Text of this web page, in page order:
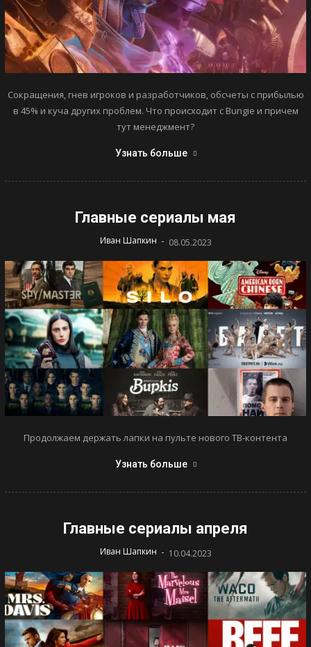
Сокращения, гнев игроков и разработчиков, обсчеты с прибылью
в 45% и куча других проблем. Что происходит с Bungie и причем
тут менеджмент?
Узнать больше
Главные сериалы мая
Иван Шапкин - 08.05.2023
Продолжаем держать лапки на пульте нового ТВ-контента
Узнать больше
Главные сериалы апреля
Иван Шапкин - 10.04.2023